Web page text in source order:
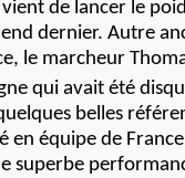
de lancer le
dernier. Autre
le marcheur
qui avait été
belles
en équipe de
superbe